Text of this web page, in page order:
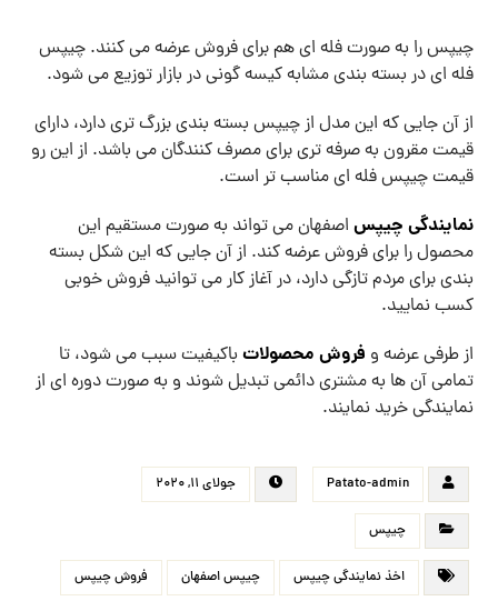
چیپس را به صورت فله ای هم برای فروش عرضه می کنند. چیپس
فله ای در بسته بندی مشابه کیسه گونی در بازار توزیع می شود.
از آن جایی که این مدل از چیپس بسته بندی بزرگ تری دارد، دارای
قیمت مقرون به صرفه تری برای مصرف کنندگان می باشد. از این رو
قیمت چیپس فله ای مناسب تر است.
نمایندگی چیپس اصفهان می تواند به صورت مستقیم این
محصول را برای فروش عرضه کند. از آن جایی که این شکل بسته
بندی برای مردم تازگی دارد، در آغاز کار می توانید فروش خوبی
کسب نمایید.
از طرفی عرضه و فروش محصولات باکیفیت سبب می شود، تا
تمامی آن ها به مشتری دائمی تبدیل شوند و به صورت دوره ای از
نمایندگی خرید نمایند.
Patato-admin جولای ۱۱, ۲۰۲۰
چیپس
اخذ نمایندگی چیپس چیپس اصفهان فروش چیپس